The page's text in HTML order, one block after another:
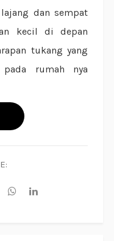
dan sempat
kecil di depan
tukang yang
rumah nya